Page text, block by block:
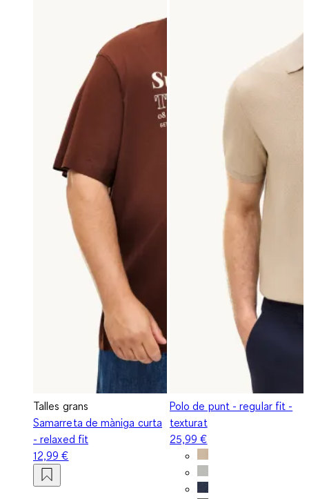
Talles grans
Samarreta de màniga curta
- relaxed fit
12,99 €
Polo de punt - regular fit -
texturat
25,99 €